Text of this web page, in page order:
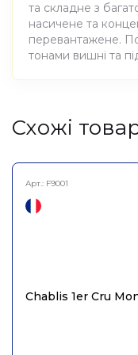
та складне з
насичене та
перевантажене.
тонами вишні та
Атрибути
Cхожі
Арт.: F9001
Chablis 1er Cru